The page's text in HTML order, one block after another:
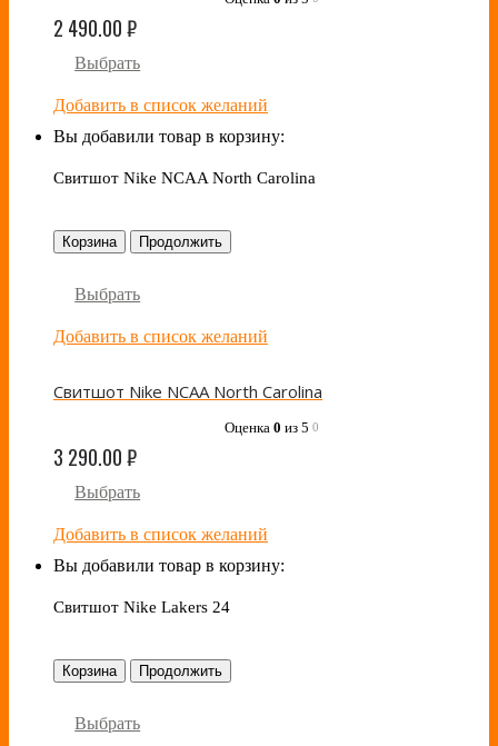
2 490.00₽
Выбрать
Добавить в список желаний
Вы добавили товар в корзину:
Свитшот Nike NCAA North Carolina
Корзина Продолжить
Выбрать
Добавить в список желаний
Свитшот Nike NCAA North Carolina
Оценка 0 из 5 0
3 290.00₽
Выбрать
Добавить в список желаний
Вы добавили товар в корзину:
Свитшот Nike Lakers 24
Корзина Продолжить
Выбрать